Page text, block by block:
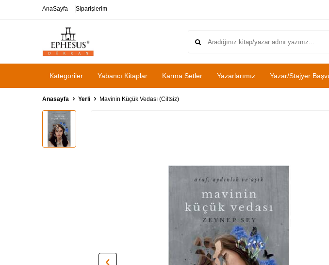
AnaSayfa Siparişlerim
Kategoriler Yabancı Kitaplar Karma Setler Yazarlarımız Yazar/Stajyer
Anasayfa Yerli Mavinin Küçük Vedası (Ciltsiz)